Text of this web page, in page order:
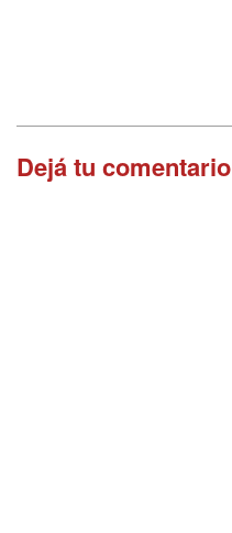
Dejá tu comentario